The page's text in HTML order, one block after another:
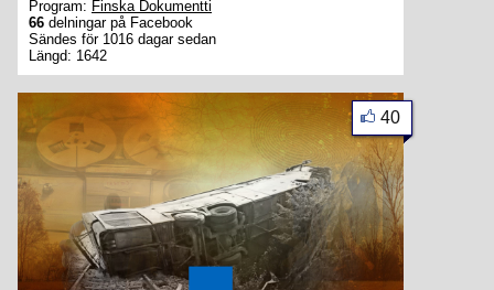
Program: Finska Dokumentti
66 delningar på Facebook
Sändes för 1016 dagar sedan
Längd: 1642
40